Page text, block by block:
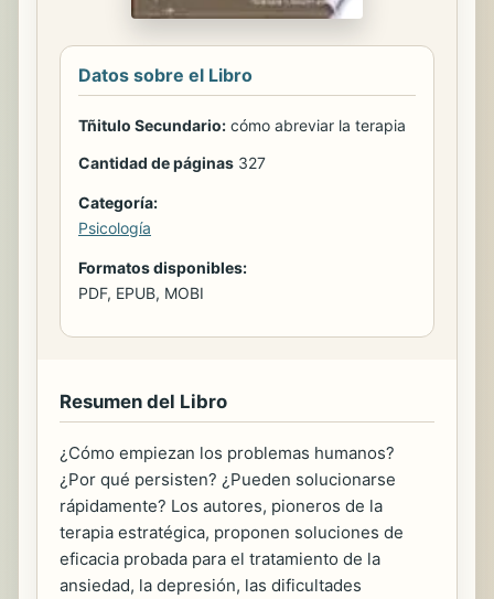
Datos sobre el Libro
Tñitulo Secundario: cómo abreviar la terapia
Cantidad de páginas 327
Categoría:
Psicología
Formatos disponibles:
PDF, EPUB, MOBI
Resumen del Libro
¿Cómo empiezan los problemas humanos?
¿Por qué persisten? ¿Pueden solucionarse
rápidamente? Los autores, pioneros de la
terapia estratégica, proponen soluciones de
eficacia probada para el tratamiento de la
ansiedad, la depresión, las dificultades